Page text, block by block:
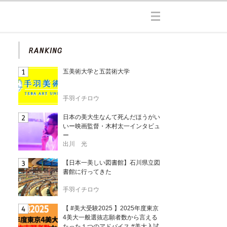
五美術大学と五芸術大学
手羽イチロウ
日本の美大生なんて死んだほうがい
いー映画監督・木村太一インタビュ
ー
出川 光
【日本一美しい図書館】石川県立図
書館に行ってきた
手羽イチロウ
【 #美大受験2025 】2025年度東京
4美大一般選抜志願者数から言える